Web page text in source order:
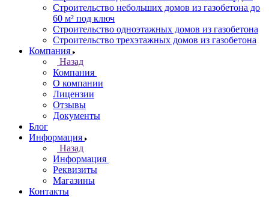
Строительство небольших домов из газобетона до
60 м² под ключ
Строительство одноэтажных домов из газобетона
Строительство трехэтажных домов из газобетона
Компания
Назад
Компания
О компании
Лицензии
Отзывы
Документы
Блог
Информация
Назад
Информация
Реквизиты
Магазины
Контакты